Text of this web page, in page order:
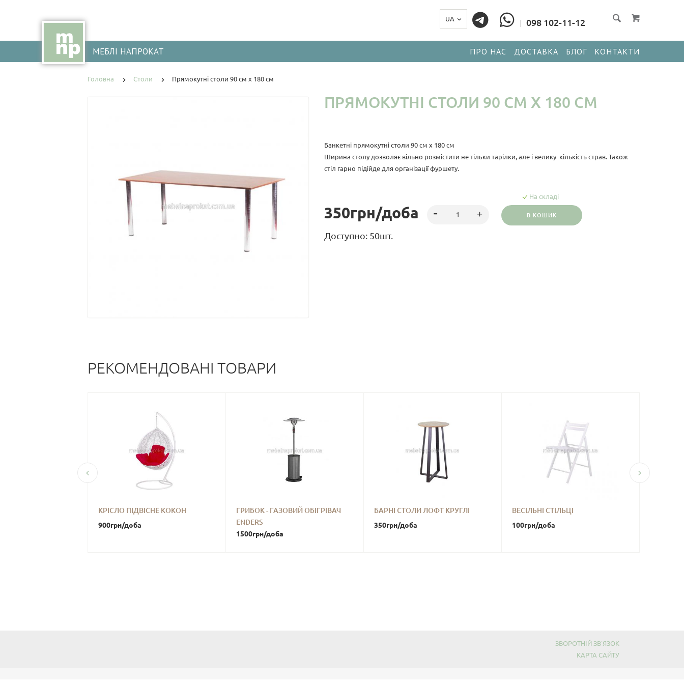
098 102-11-12
UA
МЕБЛІ НАПРОКАТ КОНТАКТИ
БЛОГ
ДОСТАВКА
ПРО НАС
Головна Столи Прямокутні столи 90 см х 180 см
ПРЯМОКУТНІ СТОЛИ 90 СМ Х 180 СМ
Банкетні прямокутні столи 90 см х 180 см
Ширина столу дозволяє вільно розмістити не тільки тарілки, але і велику кількість страв. Також
стіл гарно підійде для організації фуршету.
350грн/доба
Доступно: 50шт.
На складі
В КОШИК
РЕКОМЕНДОВАНІ ТОВАРИ
КРІСЛО ПІДВІСНЕ КОКОН
900грн/доба
ГРИБОК - ГАЗОВИЙ ОБІГРІВАЧ
ENDERS
1500грн/доба
БАРНІ СТОЛИ ЛОФТ КРУГЛІ
350грн/доба
ВЕСІЛЬНІ СТІЛЬЦІ
100грн/доба
ЗВОРОТНІЙ ЗВ'ЯЗОК
КАРТА САЙТУ